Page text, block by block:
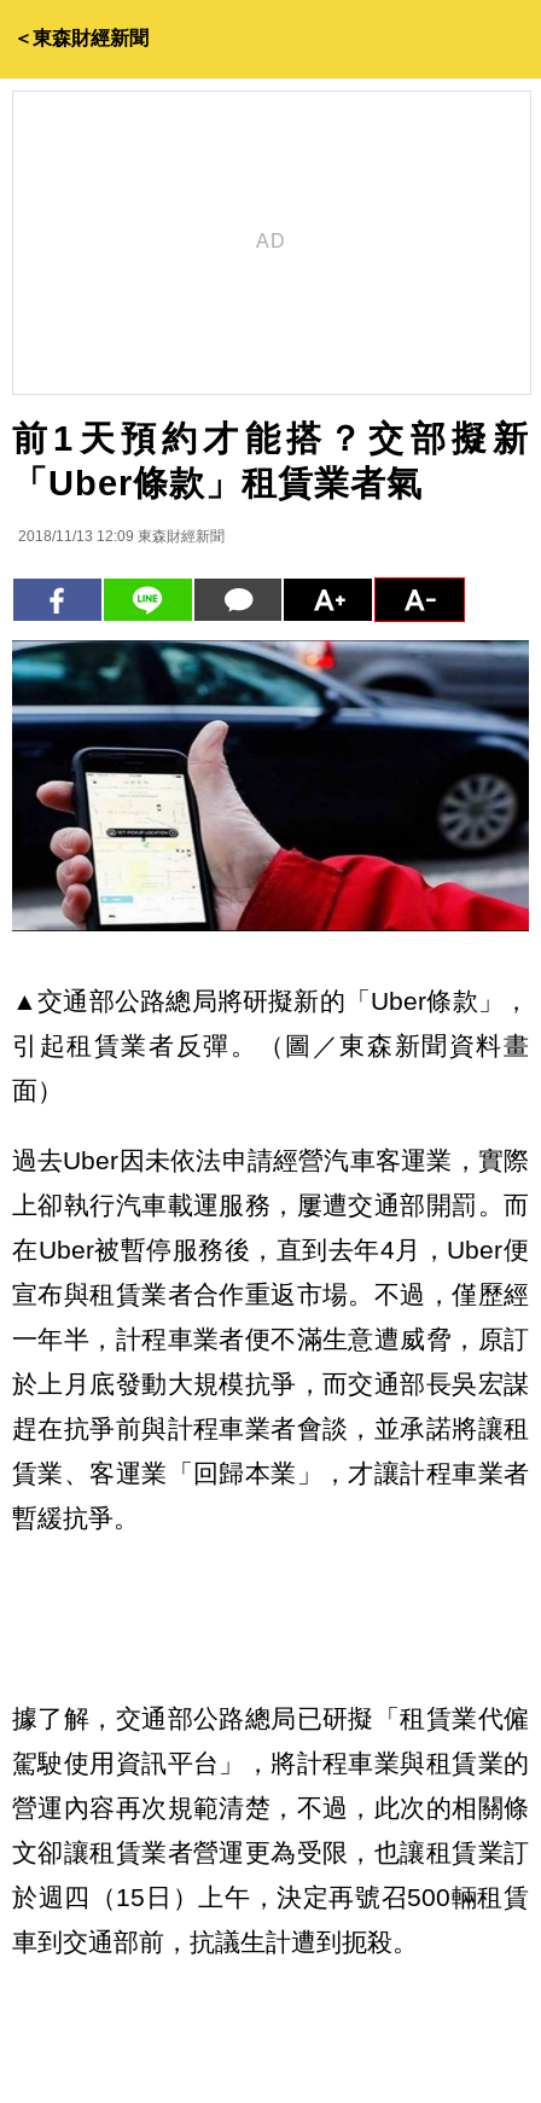
＜東森財經新聞
前1天預約才能搭？交部擬新
「Uber條款」租賃業者氣
2018/11/13 12:09 東森財經新聞
▲交通部公路總局將研擬新的「Uber條款」，
引起租賃業者反彈。（圖／東森新聞資料畫
面）
過去Uber因未依法申請經營汽車客運業，實際
上卻執行汽車載運服務，屢遭交通部開罰。而
在Uber被暫停服務後，直到去年4月，Uber便
宣布與租賃業者合作重返市場。不過，僅歷經
一年半，計程車業者便不滿生意遭威脅，原訂
於上月底發動大規模抗爭，而交通部長吳宏謀
趕在抗爭前與計程車業者會談，並承諾將讓租
賃業、客運業「回歸本業」，才讓計程車業者
暫緩抗爭。
據了解，交通部公路總局已研擬「租賃業代僱
駕駛使用資訊平台」，將計程車業與租賃業的
營運內容再次規範清楚，不過，此次的相關條
文卻讓租賃業者營運更為受限，也讓租賃業訂
於週四（15日）上午，決定再號召500輛租賃
車到交通部前，抗議生計遭到扼殺。